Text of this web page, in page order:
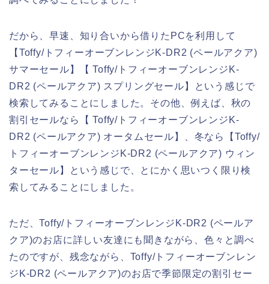
だから、早速、知り合いから借りたPCを利用して
【Toffy/トフィーオーブンレンジK-DR2 (ペールアクア)
サマーセール】【 Toffy/トフィーオーブンレンジK-
DR2 (ペールアクア) スプリングセール】という感じで
検索してみることにしました。その他、例えば、秋の
割引セールなら【 Toffy/トフィーオーブンレンジK-
DR2 (ペールアクア) オータムセール】、冬なら【Toffy/
トフィーオーブンレンジK-DR2 (ペールアクア) ウィン
ターセール】という感じで、とにかく思いつく限り検
索してみることにしました。
ただ、Toffy/トフィーオーブンレンジK-DR2 (ペールア
クア)のお店に詳しい友達にも聞きながら、色々と調べ
たのですが、残念ながら、Toffy/トフィーオーブンレン
ジK-DR2 (ペールアクア)のお店で季節限定の割引セー